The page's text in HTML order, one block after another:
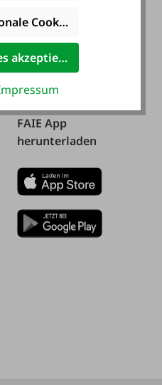
Fachmarkt
08:00 - 17:00 Uhr
Sa:
08:00 - 12:00 Uhr
FAIE App
herunterladen
Cookies akzeptieren
akzeptieren